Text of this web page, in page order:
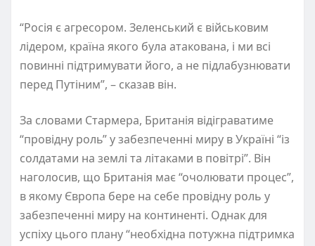
“Росія є агресором. Зеленський є військовим
лідером, країна якого була атакована, і ми всі
повинні підтримувати його, а не підлабузнювати
перед Путіним”, – сказав він.
За словами Стармера, Британія відіграватиме
“провідну роль” у забезпеченні миру в Україні “із
солдатами на землі та літаками в повітрі”. Він
наголосив, що Британія має “очолювати процес”,
в якому Європа бере на себе провідну роль у
забезпеченні миру на континенті. Однак для
успіху цього плану “необхідна потужна підтримка